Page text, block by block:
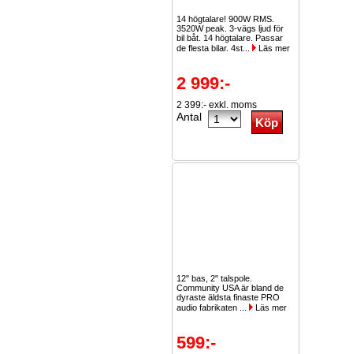
14 högtalare! 900W RMS.
3520W peak. 3-vägs ljud för
bil båt. 14 högtalare. Passar
de flesta bilar. 4st...
Läs mer
2 999:-
2 399:- exkl. moms
Antal
12" bas, 2" talspole.
Community USA är bland de
dyraste äldsta finaste PRO
audio fabrikaten ...
Läs mer
599:-